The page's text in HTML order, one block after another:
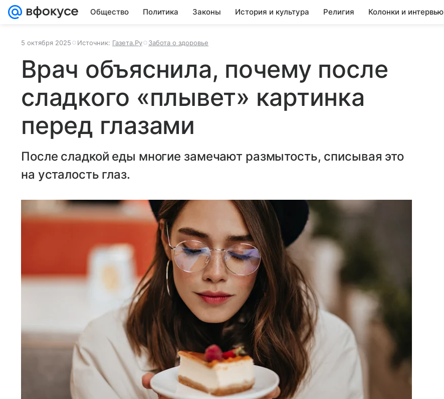
Общество Политика Законы История и культура Религия Колонки и интервью
5 октября 2025 Источник: Газета.Ру Забота о здоровье
Врач объяснила, почему после
сладкого «плывет» картинка
перед глазами
После сладкой еды многие замечают размытость, списывая это
на усталость глаз.